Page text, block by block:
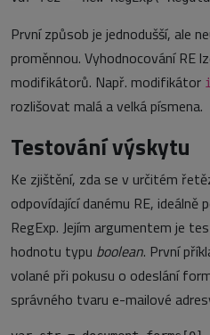
První způsob je jednodušší, ale
proměnnou. Vyhodnocování RE
modifikátorů. Např. modifikátor i
rozlišovat malá a velká písmena.
Testování výskytu
Ke zjištění, zda se v určitém
odpovídající danému RE, ideálně
RegExp. Jejím argumentem je
hodnotu typu boolean. První
volané při pokusu o odeslání
správného tvaru e-mailové